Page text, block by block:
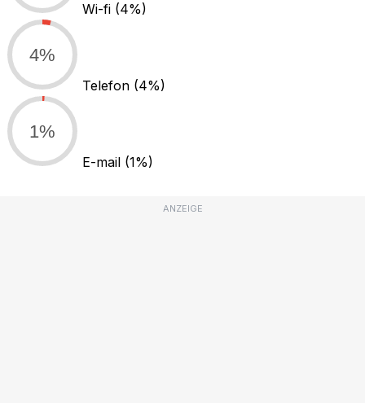
Wi-fi (4%)
4%
Telefon (4%)
1%
E-mail (1%)
ANZEIGE